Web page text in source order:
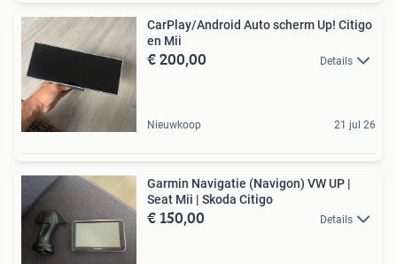
CarPlay/Android Auto scherm Up! Citigo
en Mii
€ 200,00 Details
Nieuwkoop 21 jul 26
Garmin Navigatie (Navigon) VW UP |
Seat Mii | Skoda Citigo
€ 150,00 Details